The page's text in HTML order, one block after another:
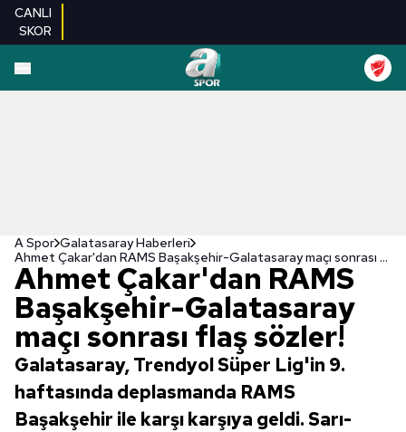
CANLI
SKOR
A Spor Galatasaray Haberleri
Ahmet Çakar'dan RAMS Başakşehir-Galatasaray maçı sonrası flaş sözler!
Ahmet Çakar'dan RAMS
Başakşehir-Galatasaray
maçı sonrası flaş sözler!
Galatasaray, Trendyol Süper Lig'in 9.
haftasında deplasmanda RAMS
Başakşehir ile karşı karşıya geldi. Sarı-